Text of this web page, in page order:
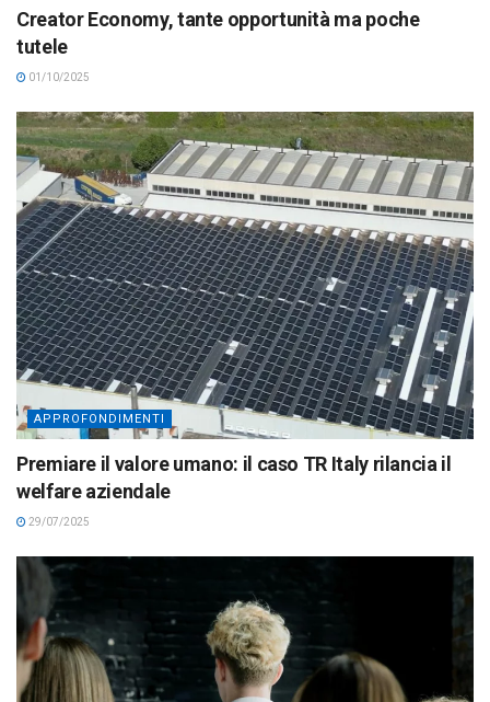
Creator Economy, tante opportunità ma poche
tutele
01/10/2025
APPROFONDIMENTI
Premiare il valore umano: il caso TR Italy rilancia il
welfare aziendale
29/07/2025